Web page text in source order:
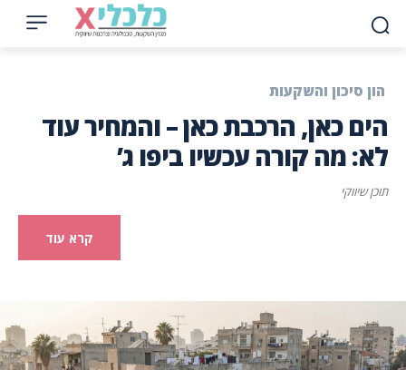
הון סיכון והשקעות
הים כאן, הרכבת כאן – והמחיר עוד
לא: מה קורה עכשיו ביפו ג’
תוכן שיווקי
קרא עוד